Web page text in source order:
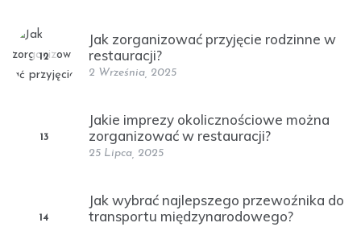
12
Jak zorganizować przyjęcie rodzinne w
restauracji?
2 Września, 2025
13
Jakie imprezy okolicznościowe można
zorganizować w restauracji?
25 Lipca, 2025
14
Jak wybrać najlepszego przewoźnika do
transportu międzynarodowego?